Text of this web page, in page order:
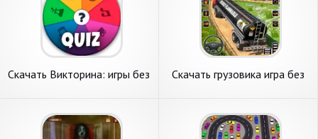
Скачать Викторина: игры без
Скачать грузовика игра без